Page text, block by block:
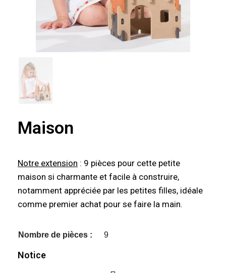
Maison
Notre extension : 9 pièces pour cette petite
maison si charmante et facile à construire,
notamment appréciée par les petites filles, idéale
comme premier achat pour se faire la main.
Nombre de pièces : 9
Notice